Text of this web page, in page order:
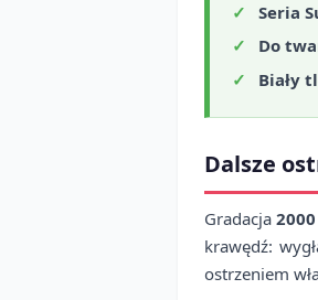
Seria
Do
Biały
Dalsze
Gradacja2000
krawędź:
ostrzeniem